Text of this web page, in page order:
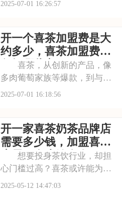
茶饮市场脱颖而出。不少投资
者被其吸引，以下是开一个霸
王茶姬店大概多少钱，
2025-07-01 16:26:57
开一个喜茶加盟费是大
约多少，喜茶加盟费用
包括哪些方面
喜茶，从创新的产品，像
多肉葡萄家族等爆款，到与知
名品牌跨界联名提升影响力，
是大约多少，喜茶加盟费用包
括哪些方面的具体分析！希望
能为您提供参考~
2025-07-01 16:18:56
开一家喜茶奶茶品牌店
需要多少钱，加盟喜茶
店需要多少钱左右2025
想要投身茶饮行业，却担
心门槛过高？喜茶或许能为你
提供一条理想的创业之路。作
2025-05-12 14:47:03